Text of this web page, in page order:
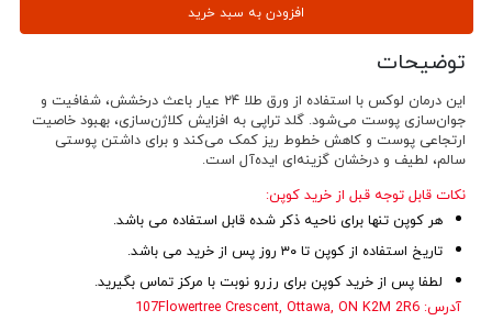
افزودن به سبد خرید
توضیحات
این درمان لوکس با استفاده از ورق طلا ۲۴ عیار باعث درخشش، شفافیت و
جوان‌سازی پوست می‌شود. گلد تراپی به افزایش کلاژن‌سازی، بهبود خاصیت
ارتجاعی پوست و کاهش خطوط ریز کمک می‌کند و برای داشتن پوستی
سالم، لطیف و درخشان گزینه‌ای ایده‌آل است.
نکات قابل توجه قبل از خرید کوپن:
هر کوپن تنها برای ناحیه ذکر شده قابل استفاده می باشد.
تاریخ استفاده از کوپن تا ۳۰ روز پس از خرید می باشد.
لطفا پس از خرید کوپن برای رزرو نوبت با مرکز تماس بگیرید.
آدرس: 107Flowertree Crescent, Ottawa, ON K2M 2R6